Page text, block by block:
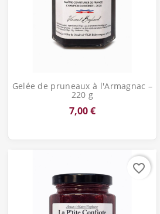
Aperçu rapide
Gelée de pruneaux à l'Armagnac –
220 g
7,00 €
favorite_border